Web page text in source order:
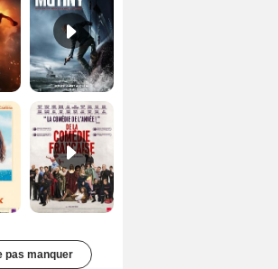
Les Matins merveilleux Bande-annonce VF De la Comédie-Française Teaser VF
pas manquer